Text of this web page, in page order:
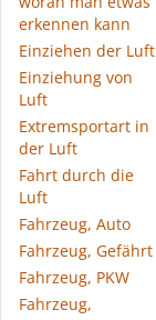
erkennen kann
Einziehen der Luft
Einziehung von
Luft
Extremsportart in
der Luft
Fahrt durch die
Luft
Fahrzeug, Auto
Fahrzeug, Gefährt
Fahrzeug, PKW
Fahrzeug,